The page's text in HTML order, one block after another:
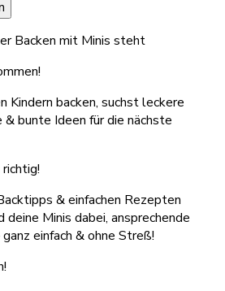
Kindern backen, suchst leckere
bunte Ideen für die nächste
& einfachen Rezepten
Minis dabei, ansprechende
einfach & ohne Streß!